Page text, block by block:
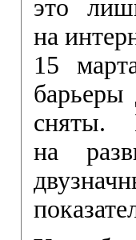
это
на
15
барьеры
сняты.
на